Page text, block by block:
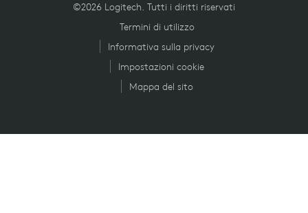
©2026 Logitech. Tutti i diritti riservati
Termini di utilizzo
Informativa sulla privacy
Impostazioni cookie
Mappa del sito